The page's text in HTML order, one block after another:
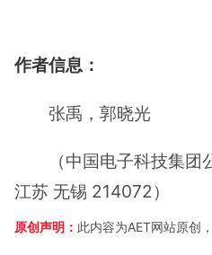
作者信息：
张禹，郭晓光
（中国电子科技集团
江苏 无锡 214072）
原创声明： 此内容为AET网站原创